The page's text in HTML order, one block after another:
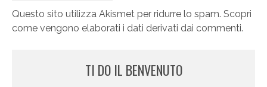
Questo sito utilizza Akismet per ridurre lo spam. Scopri
come vengono elaborati i dati derivati dai commenti.
TI DO IL BENVENUTO